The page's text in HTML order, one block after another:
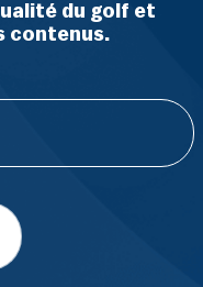
du golf et
contenus.